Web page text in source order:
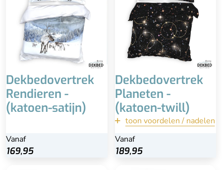
Dekbedovertrek
Rendieren -
(katoen-satijn)
Vanaf
169,95
Dekbedovertrek
Planeten -
(katoen-twill)
toon voordelen / nadelen
Vanaf
189,95
Bijpassende
kussenslopen
Zachter dan standaard
katoen
Minder kreukgevoeliger
dan gewoon katoen
Vaak iets prijziger dan
andere katoensoorten
terug
Bekijk